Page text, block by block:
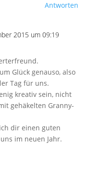
Antworten
2015 um 09:19
Glück genauso, also
Tag für uns.
kreativ sein, nicht
gehäkelten Granny-
dir einen guten
im neuen Jahr.